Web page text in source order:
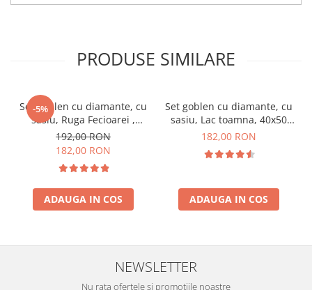
PRODUSE SIMILARE
-5%
Set goblen cu diamante, cu
sasiu, Ruga Fecioarei ,
40x50 cm
192,00 RON
182,00 RON
ADAUGA IN COS
Set goblen cu diamante, cu
sasiu, Lac toamna, 40x50
cm
182,00 RON
ADAUGA IN COS
NEWSLETTER
Nu rata ofertele si promotiile noastre